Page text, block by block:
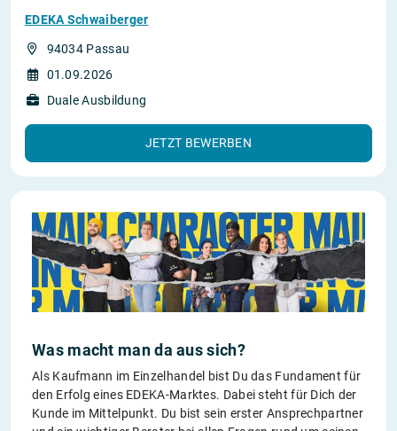
EDEKA Schwaiberger
94034 Passau
01.09.2026
Duale Ausbildung
JETZT BEWERBEN
Was macht man da aus sich?
Als Kaufmann im Einzelhandel bist Du das Fundament für
den Erfolg eines EDEKA-Marktes. Dabei steht für Dich der
Kunde im Mittelpunkt. Du bist sein erster Ansprechpartner